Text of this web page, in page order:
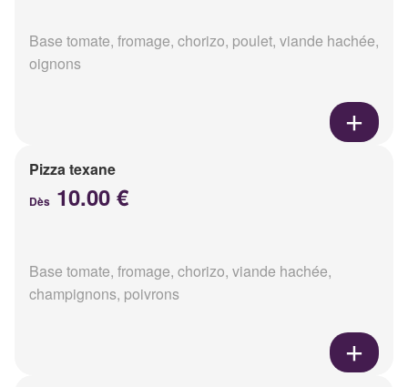
Base tomate, fromage, chorizo, poulet, viande hachée,
oignons
Pizza texane
Dès 10.00 €
Base tomate, fromage, chorizo, viande hachée,
champignons, poivrons